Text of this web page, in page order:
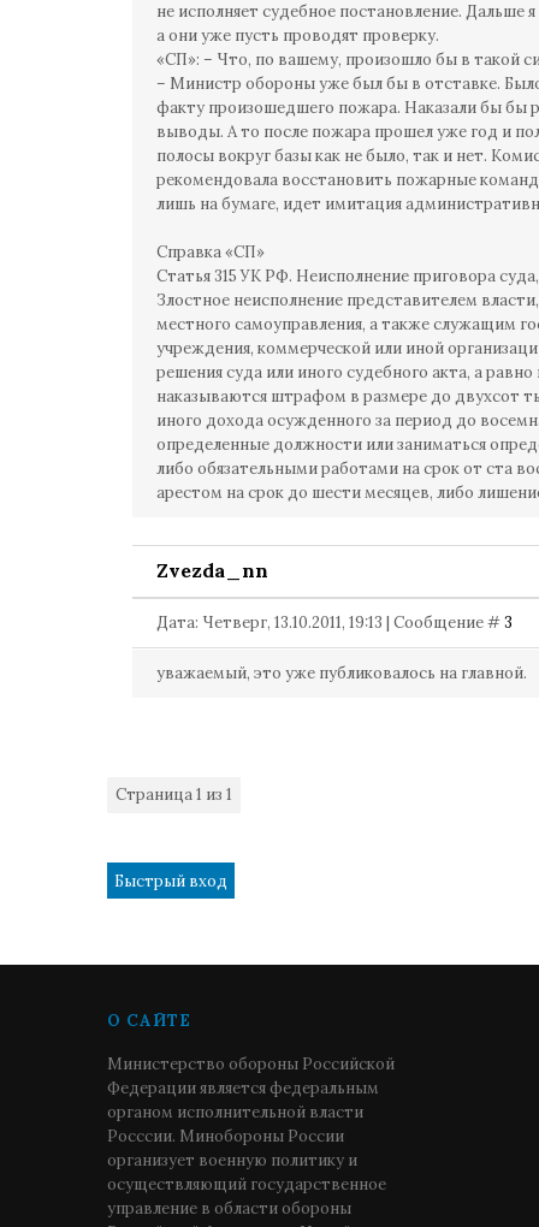
не исполняет судебное постановление. Дальше
а они уже пусть проводят проверку.
«СП»: – Что, по вашему, произошло бы в такой
– Министр обороны уже был бы в отставке.
факту произошедшего пожара. Наказали бы бы
выводы. А то после пожара прошел уже год и
полосы вокруг базы как не было, так и нет.
рекомендовала восстановить пожарные
лишь на бумаге, идет имитация
Справка «СП»
Статья 315 УК РФ. Неисполнение приговора
Злостное неисполнение представителем
местного самоуправления, а также служащим
учреждения, коммерческой или иной
решения суда или иного судебного акта, а
наказываются штрафом в размере до двухсот
иного дохода осужденного за период до
определенные должности или заниматься
либо обязательными работами на срок от ста
арестом на срок до шести месяцев, либо
Zvezda_nn
Дата: Четверг, 13.10.2011, 19:13 | Сообщение #3
уважаемый, это уже публиковалось на главной.
Страница1 из 1
О САЙТЕ
Министерство обороны Российской
Федерации является федеральным
органом исполнительной власти
Росссии. Минобороны России
организует военную политику и
осуществляющий государственное
управление в области обороны